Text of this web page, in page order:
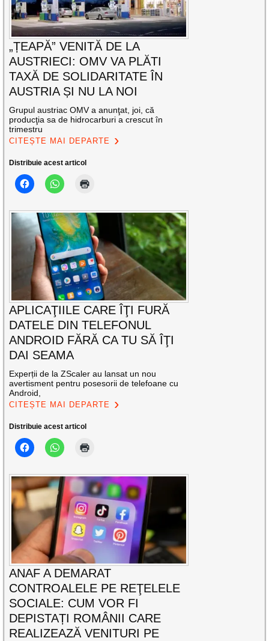
„ȚEAPĂ” VENITĂ DE LA
AUSTRIECI: OMV VA PLĂTI
TAXĂ DE SOLIDARITATE ÎN
AUSTRIA ȘI NU LA NOI
Grupul austriac OMV a anunţat, joi, că
producţia sa de hidrocarburi a crescut în
trimestru
CITEȘTE MAI DEPARTE
Distribuie acest articol
APLICAŢIILE CARE ÎŢI FURĂ
DATELE DIN TELEFONUL
ANDROID FĂRĂ CA TU SĂ ÎŢI
DAI SEAMA
Experții de la ZScaler au lansat un nou
avertisment pentru posesorii de telefoane cu
Android,
CITEȘTE MAI DEPARTE
Distribuie acest articol
ANAF A DEMARAT
CONTROALELE PE REŢELELE
SOCIALE: CUM VOR FI
DEPISTAȚI ROMÂNII CARE
REALIZEAZĂ VENITURI PE